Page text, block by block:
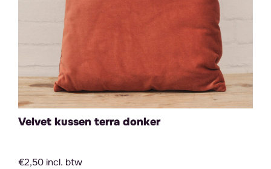
Velvet kussen terra donker
€2,50 incl. btw